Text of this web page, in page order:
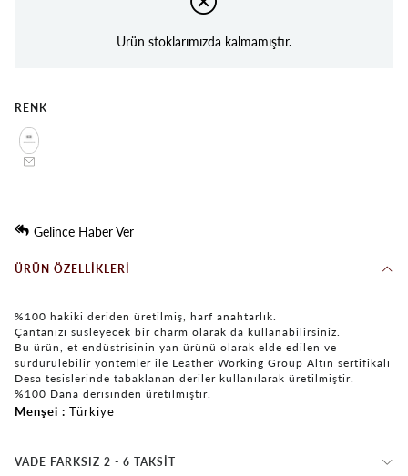
Ürün stoklarımızda kalmamıştır.
RENK
Gelince Haber Ver
ÜRÜN ÖZELLIKLERI
%100 hakiki deriden üretilmiş, harf anahtarlık.
Çantanızı süsleyecek bir charm olarak da kullanabilirsiniz.
Bu ürün, et endüstrisinin yan ürünü olarak elde edilen ve
sürdürülebilir yöntemler ile Leather Working Group Altın sertifikalı
Desa tesislerinde tabaklanan deriler kullanılarak üretilmiştir.
%100 Dana derisinden üretilmiştir.
Menşei Türkiye
VADE FARKSIZ 2 - 6 TAKSIT